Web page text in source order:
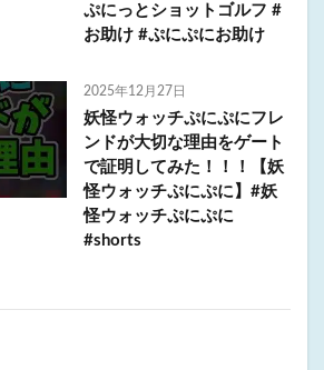
ぷにっとショットゴルフ #
お助け #ぷにぷにお助け
2025年12月27日
妖怪ウォッチぷにぷにフレ
ンドが大切な理由をゲート
で証明してみた！！！【妖
怪ウォッチぷにぷに】#妖
怪ウォッチぷにぷに
#shorts